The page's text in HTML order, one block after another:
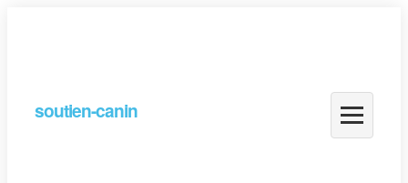
soutien-canin